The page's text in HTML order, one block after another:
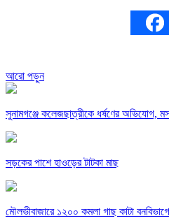
আরো পড়ুন
সুনামগঞ্জে কলেজছাত্রীকে ধর্ষণের অভিযোগ,
সড়কের পাশে হাওড়ের টাটকা মাছ
মৌলভীবাজারে ১২০০ কমলা গাছ কাটা